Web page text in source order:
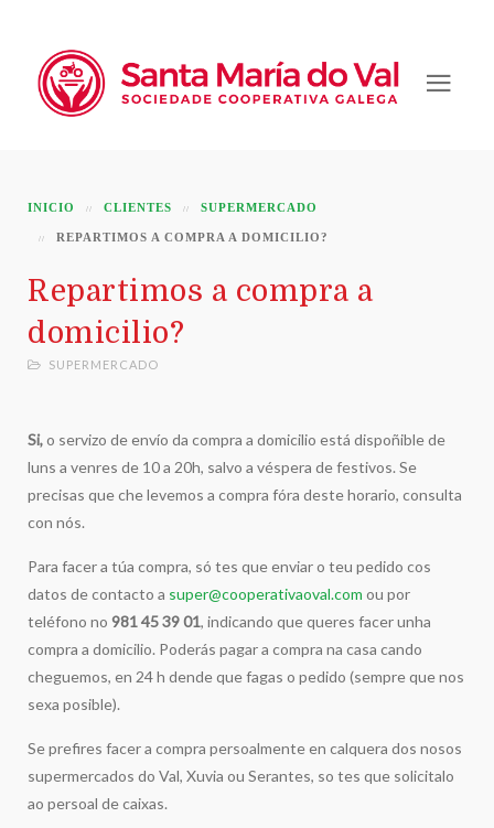
INICIO CLIENTES SUPERMERCADO
REPARTIMOS A COMPRA A DOMICILIO?
Repartimos a compra a
domicilio?
SUPERMERCADO
Si,o servizo de envío da compra a domicilio está dispoñible de
luns a venres de 10 a 20h, salvo a véspera de festivos. Se
precisas que che levemos a compra fóra deste horario, consulta
con nós.
Para facer a túa compra, só tes que enviar o teu pedido cos
datos de contacto a super@cooperativaoval.com ou por
teléfono no 981 45 39 01, indicando que queres facer unha
compra a domicilio. Poderás pagar a compra na casa cando
cheguemos, en 24 h dende que fagas o pedido (sempre que nos
sexa posible).
Se prefires facer a compra persoalmente en calquera dos nosos
supermercados do Val, Xuvia ou Serantes, so tes que solicitalo
ao persoal de caixas.